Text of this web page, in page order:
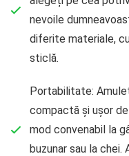
nevoile
diferite materiale,
sticlă.
Portabilitate:
compactă și ușor
mod convenabil la
buzunar sau la